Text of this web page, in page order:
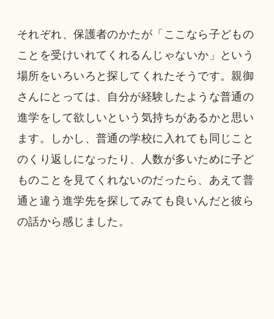
それぞれ、保護者のかたが「ここなら子どもの
ことを受けいれてくれるんじゃないか」という
場所をいろいろと探してくれたそうです。親御
さんにとっては、自分が経験したような普通の
進学をして欲しいという気持ちがあるかと思い
ます。しかし、普通の学校に入れても同じこと
のくり返しになったり、人数が多いために子ど
ものことを見てくれないのだったら、あえて普
通と違う進学先を探してみても良いんだと彼ら
の話から感じました。